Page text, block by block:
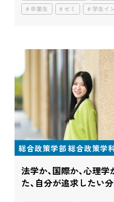
卒業生
ゼミ 学生イ
総合政策学部 総合政策学
法学か、国際か、心理学
た、自分が追求したい